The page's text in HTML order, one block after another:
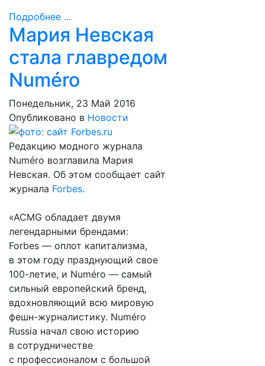
Подробнее ...
Мария Невская
стала главредом
Numéro
Понедельник, 23 Май 2016
Опубликовано в Новости
Редакцию модного журнала
Numéro возглавила Мария
Невская. Об этом сообщает сайт
журнала Forbes.
«ACMG обладает двумя
легендарными брендами:
Forbes — оплот капитализма,
в этом году празднующий свое
100-летие, и Numéro — самый
сильный европейский бренд,
вдохновляющий всю мировую
фешн-журналистику. Numéro
Russia начал свою историю
в сотрудничестве
с профессионалом с большой